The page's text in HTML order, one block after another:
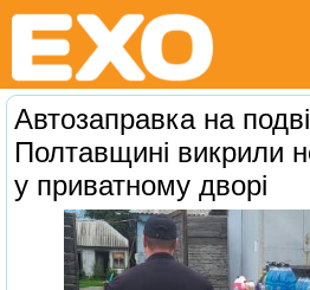
Автозаправка на
Полтавщині викрили
у приватному дворі